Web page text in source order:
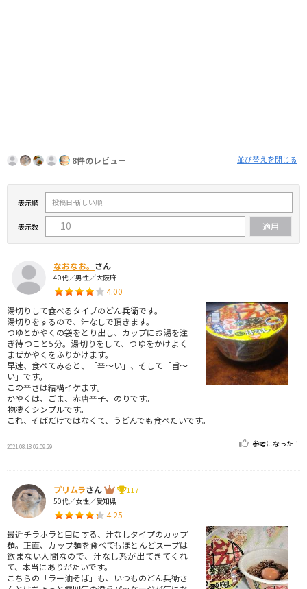
8件のレビュー 並び替えを閉じる
表示順
表示数
なおなお。 さん
40代／男性／大阪府
4.00
湯切りして食べるタイプのどん兵衛です。
湯切りをするので、汁なしで頂きます。
つゆとかやくの袋をとり出し、カップにお湯を注
ぎ待つこと5分。湯切りをして、つゆをかけよく
まぜかやくをふりかけます。
早速、食べてみると、「辛～い」、そして「旨～
い」です。
この辛さは結構イケます。
かやくは、ごま、赤唐辛子、のりです。
物凄くシンプルです。
これ、そばだけではなくて、うどんでも食べたいです。
2021.08.18 02:09:29 参考になった！
プリムラさん
117
50代／女性／愛知県
4.25
最近チラホラと目にする、汁なしタイプのカップ
麺。正直、カップ麺を食べてもほとんどスープは
飲まない人間なので、汁なし系が出てきてくれ
て、本当にありがたいです。
こちらの「ラー油そば」も、いつものどん兵衛さ